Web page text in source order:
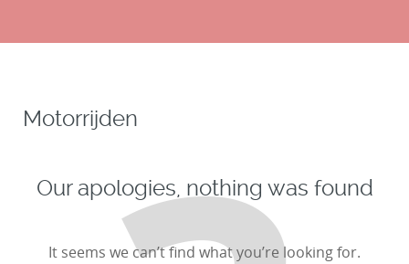
Motorrijden
Our apologies, nothing was found
It seems we can’t find what you’re looking for.